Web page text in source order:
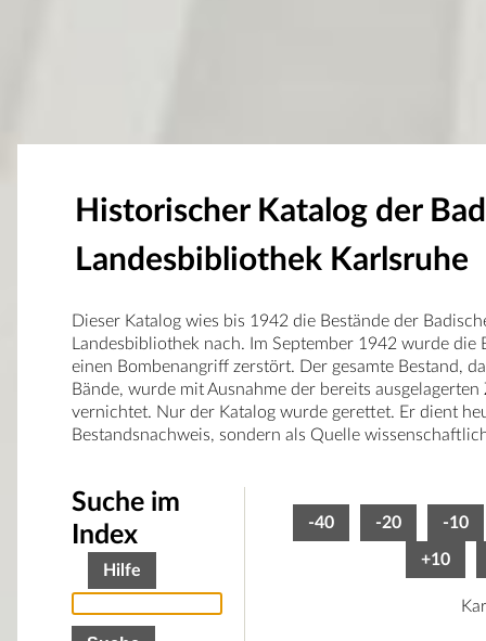
Historischer Katalog der
Landesbibliothek Karlsruhe
Dieser Katalog wies bis 1942 die Bestände der
Landesbibliothek nach. Im September 1942 wurde
einen Bombenangriff zerstört. Der gesamte Bestand,
Bände, wurde mit Ausnahme der bereits ausgelagerten
vernichtet. Nur der Katalog wurde gerettet. Er dient
Bestandsnachweis, sondern als Quelle
-40 -20 -10
+10
Suche im
Index
Hilfe